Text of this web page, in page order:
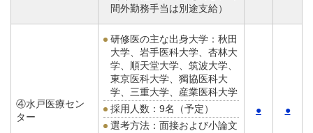
間外勤務手当は別途支給）
④水戸医療セン
ター
研修医の主な出身大学：秋田
大学、岩手医科大学、杏林大
学、順天堂大学、筑波大学、
東京医科大学、獨協医科大
学、三重大学、産業医科大学
採用人数：9名（予定）
選考方法：面接および小論文
● ●